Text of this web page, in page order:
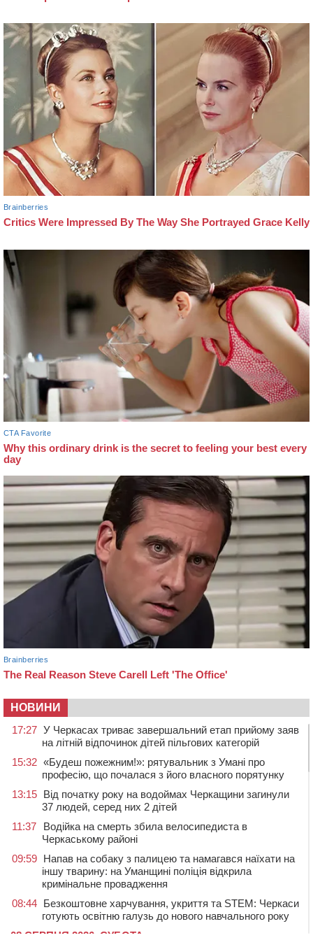
НОВИНИ
17:27 У Черкасах триває завершальний етап прийому заяв
на літній відпочинок дітей пільгових категорій
15:32 «Будеш пожежним!»: рятувальник з Умані про
професію, що почалася з його власного порятунку
13:15 Від початку року на водоймах Черкащини загинули
37 людей, серед них 2 дітей
11:37
Водійка на смерть збила велосипедиста в
Черкаському районі
09:59 Напав на собаку з палицею та намагався наїхати на
іншу тварину: на Уманщині поліція відкрила
кримінальне провадження
08:44 Безкоштовне харчування, укриття та STEM: Черкаси
готують освітню галузь до нового навчального року
08 СЕРПНЯ 2026, СУБОТА